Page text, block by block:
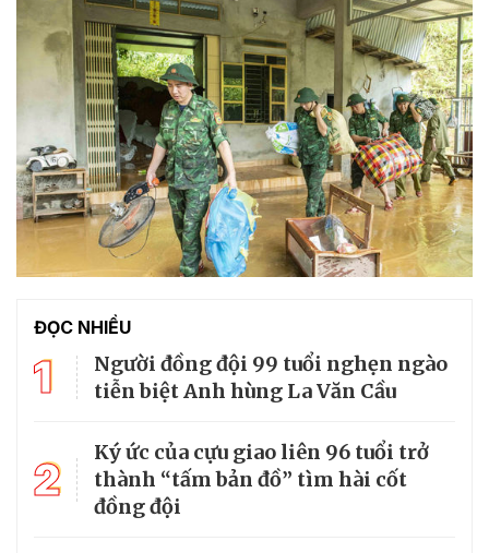
ĐỌC NHIỀU
1
Người đồng đội 99 tuổi nghẹn ngào
tiễn biệt Anh hùng La Văn Cầu
2
Ký ức của cựu giao liên 96 tuổi trở
thành “tấm bản đồ” tìm hài cốt
đồng đội